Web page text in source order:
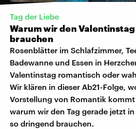
Tag der Liebe
Warum wir den
brauchen
Rosenblätter im Schlafzimmer,
Badewanne und Essen in
Valentinstag romantisch oder
Wir klären in dieser Ab21-Folge,
Vorstellung von Romantik
warum wir den Tag gerade jetzt
so dringend brauchen.